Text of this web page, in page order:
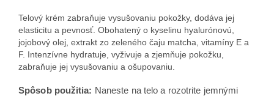
Telový krém zabraňuje vysušovaniu pokožky, dodáva jej
elasticitu a pevnosť. Obohatený o kyselinu hyalurónovú,
jojobový olej, extrakt zo zeleného čaju matcha, vitamíny E a
F. Intenzívne hydratuje, vyživuje a zjemňuje pokožku,
zabraňuje jej vysušovaniu a ošupovaniu.
Spôsob použitia: Naneste na telo a rozotrite jemnými